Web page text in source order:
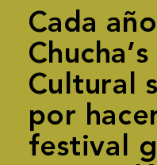
Cada
Cultural
por
festival